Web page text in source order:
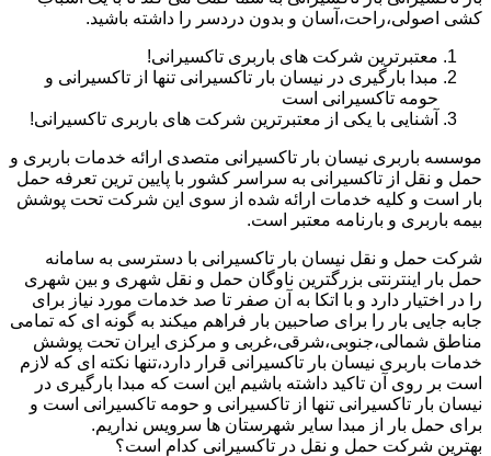
کشی اصولی،راحت،آسان و بدون دردسر را داشته باشید.
معتبرترین شرکت های باربری تاکسیرانی!
مبدا بارگیری در نیسان بار تاکسیرانی تنها از تاکسیرانی و
حومه تاکسیرانی است
آشنایی با یکی از معتبرترین شرکت های باربری تاکسیرانی!
موسسه باربری نیسان بار تاکسیرانی متصدی ارائه خدمات باربری و
حمل و نقل از تاکسیرانی به سراسر کشور با پایین ترین تعرفه حمل
بار است و کلیه خدمات ارائه شده از سوی این شرکت تحت پوشش
بیمه باربری و بارنامه معتبر است.
شرکت حمل و نقل نیسان بار تاکسیرانی با دسترسی به سامانه
حمل بار اینترنتی بزرگترین ناوگان حمل و نقل شهری و بین شهری
را در اختیار دارد و با اتکا به آن صفر تا صد خدمات مورد نیاز برای
جابه جایی بار را برای صاحبین بار فراهم میکند به گونه ای که تمامی
مناطق شمالی،جنوبی،شرقی،غربی و مرکزی ایران تحت پوشش
خدمات باربری نیسان بار تاکسیرانی قرار دارد،تنها نکته ای که لازم
است بر روی آن تاکید داشته باشیم این است که مبدا بارگیری در
نیسان بار تاکسیرانی تنها از تاکسیرانی و حومه تاکسیرانی است و
برای حمل بار از مبدا سایر شهرستان ها سرویس نداریم.
بهترین شرکت حمل و نقل در تاکسیرانی کدام است؟